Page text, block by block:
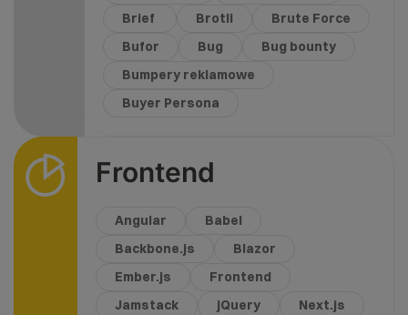
Brief
Brotli
Brute Force
Bufor
Bug
Bug bounty
Bumpery reklamowe
Buyer Persona
Frontend
Angular
Babel
Backbone.js
Blazor
Ember.js
Frontend
Jamstack
jQuery
Next.js